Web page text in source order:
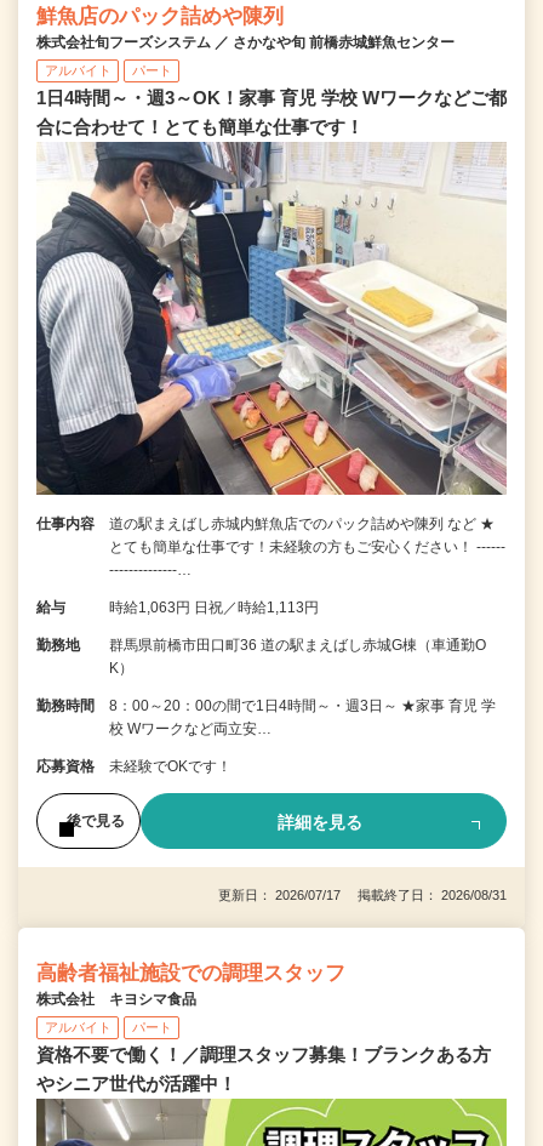
鮮魚店のパック詰めや陳列
株式会社旬フーズシステム ／ さかなや旬 前橋赤城鮮魚センター
アルバイト パート
1日4時間～・週3～OK！家事 育児 学校 Wワークなどご都
合に合わせて！とても簡単な仕事です！
仕事内容
道の駅まえばし赤城内鮮魚店でのパック詰めや陳列 など ★
とても簡単な仕事です！未経験の方もご安心ください！ ------
--------------…
給与 時給1,063円 日祝／時給1,113円
勤務地
群馬県前橋市田口町36 道の駅まえばし赤城G棟（車通勤O
K）
勤務時間
8：00～20：00の間で1日4時間～・週3日～ ★家事 育児 学
校 Wワークなど両立安…
応募資格 未経験でOKです！
後で見る 詳細を見る
更新日： 2026/07/17 掲載終了日： 2026/08/31
高齢者福祉施設での調理スタッフ
株式会社 キヨシマ食品
アルバイト パート
資格不要で働く！／調理スタッフ募集！ブランクある方
やシニア世代が活躍中！